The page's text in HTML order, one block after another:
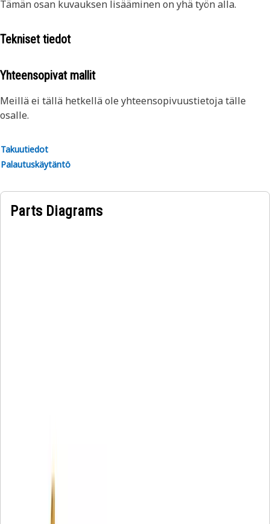
Tämän osan kuvauksen lisääminen on yhä työn alla.
Tekniset tiedot
Yhteensopivat mallit
Meillä ei tällä hetkellä ole yhteensopivuustietoja tälle
osalle.
Takuutiedot
Palautuskäytäntö
Parts Diagrams